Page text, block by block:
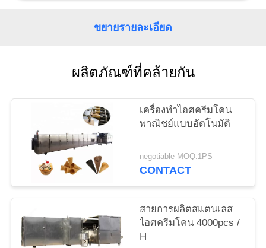
ราคา
แผนผัง
เว็บไซต์
PRIVACY
POLICY
ขยายรายละเอียด
ผลิตภัณฑ์ที่คล้ายกัน
เครื่องทำไอศครีมโคน
พาณิชย์แบบอัตโนมัติ
negotiable MOQ:1PS
CONTACT
สายการผลิตสแตนเลส
ไอศครีมโคน 4000pcs /
H